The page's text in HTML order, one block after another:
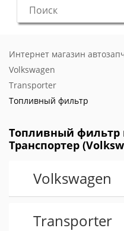
Интернет магазин
Volkswagen
Transporter
Топливный фильтр
Топливный фильтр
Транспортер
Volkswagen
Transporter